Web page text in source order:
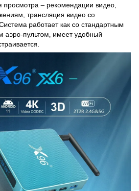
просмотра – рекомендации видео,
трансляция видео со
работает как со стандартным
аэро-пультом, имеет удобный